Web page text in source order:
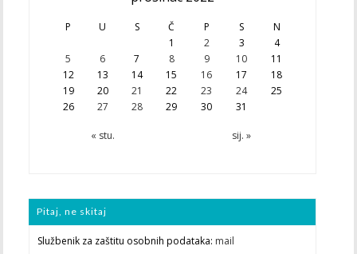
P U S Č P S N
« stu. sij. »
1 2 3
4
5
6 7 8 9 10
11
12
13 14 15 16 17
18
19
20 21 22 23 24
25
26
27 28 29 30 31
Pitaj, ne skitaj
Službenik za zaštitu osobnih podataka: mail